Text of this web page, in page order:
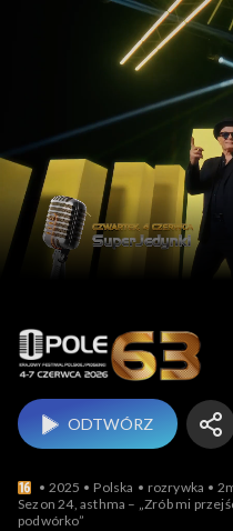
Opole
ODTWÓRZ
2025 Polska rozrywka
Sezon 24, asthma – „Zrób mi
podwórko”